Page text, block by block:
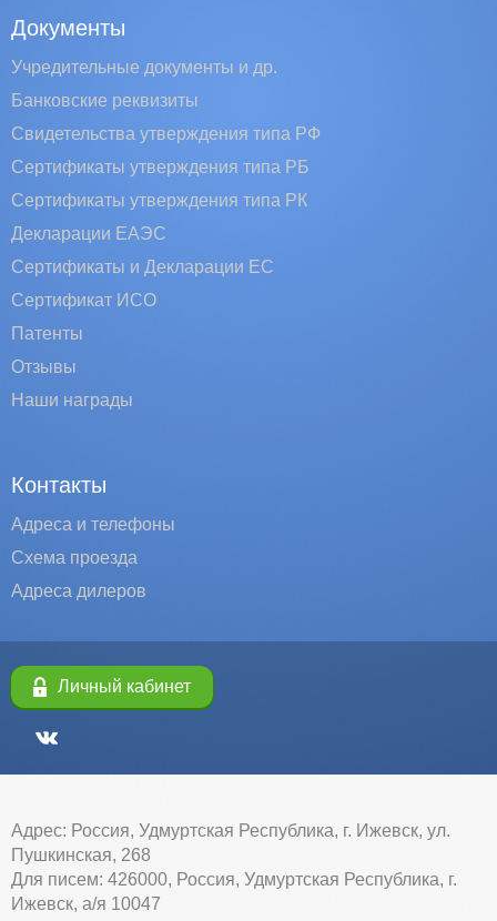
Документы
Учредительные документы и др.
Банковские реквизиты
Свидетельства утверждения типа РФ
Сертификаты утверждения типа РБ
Сертификаты утверждения типа РК
Декларации ЕАЭС
Сертификаты и Декларации EC
Сертификат ИСО
Патенты
Отзывы
Наши награды
Контакты
Адреса и телефоны
Схема проезда
Адреса дилеров
Личный кабинет
Адрес: Россия, Удмуртская Республика, г. Ижевск, ул.
Пушкинская, 268
Для писем: 426000, Россия, Удмуртская Республика, г.
Ижевск, а/я 10047